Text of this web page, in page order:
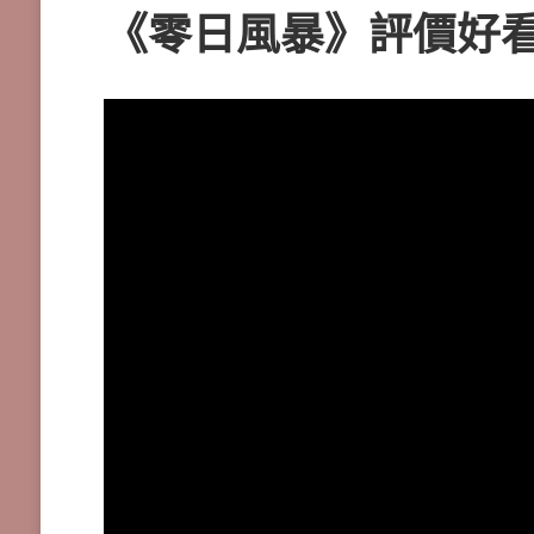
《零日風暴》評價好